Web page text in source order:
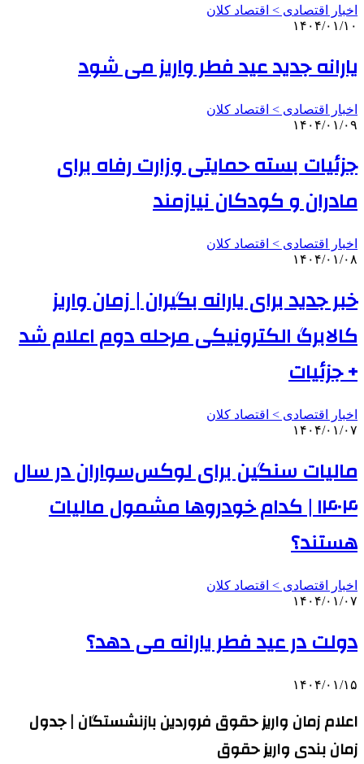
اخبار اقتصادی > اقتصاد كلان
۱۴۰۴/۰۱/۱۰
یارانه جدید عید فطر واریز می شود
اخبار اقتصادی > اقتصاد كلان
۱۴۰۴/۰۱/۰۹
جزئیات بسته حمایتی وزارت رفاه برای
مادران و کودکان نیازمند
اخبار اقتصادی > اقتصاد كلان
۱۴۰۴/۰۱/۰۸
خبر جدید برای یارانه بگیران | زمان واریز
کالابرگ الکترونیکی مرحله دوم اعلام شد
+ جزئیات
اخبار اقتصادی > اقتصاد كلان
۱۴۰۴/۰۱/۰۷
مالیات سنگین برای لوکس‌سواران در سال
۱۴۰۴ | کدام خودروها مشمول مالیات
هستند؟
اخبار اقتصادی > اقتصاد كلان
۱۴۰۴/۰۱/۰۷
دولت در عید فطر یارانه می دهد؟
۱۴۰۴/۰۱/۱۵
اعلام زمان واریز حقوق فروردین بازنشستگان | جدول
زمان بندی واریز حقوق